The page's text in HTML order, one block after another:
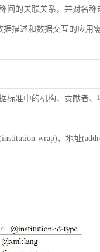
间的关联关系，并对名称
描述和数据交互的应用
标准中的机构、贡献者、
wrap)、地址